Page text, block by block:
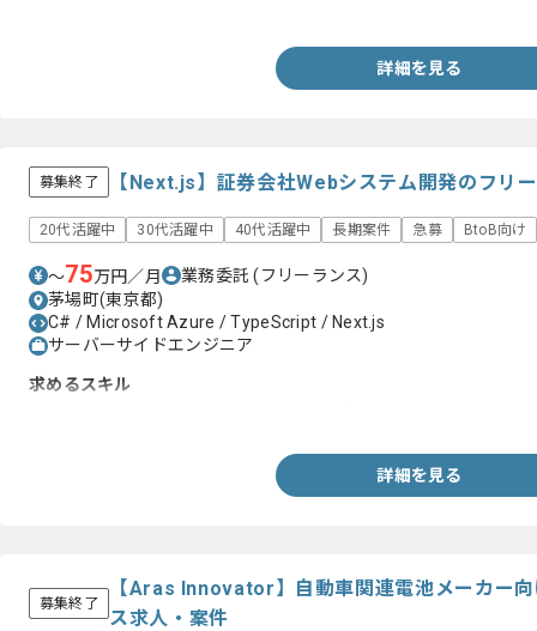
詳細を見る
募集終了 【Next.js】証券会社Webシステム開発のフリ
20代活躍中 30代活躍中 40代活躍中 長期案件 急募 BtoB向け
〜75万円／月 業務委託(フリーランス)
茅場町(東京都)
C# / Microsoft Azure / TypeScript / Next.js
サーバーサイドエンジニア
求めるスキル
詳細を見る
募集終了
【Aras Innovator】自動車関連電池メーカー
ス求人・案件